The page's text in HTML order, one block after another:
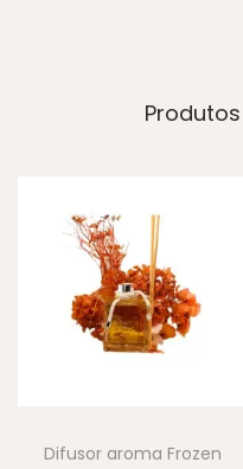
Difusor aroma Frozen